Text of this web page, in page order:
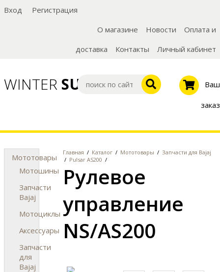
Вход
Регистрация
О магазине
Новости
Оплата и
доставка
Контакты Личный кабинет
WINTER SUMMER Ваш
заказ
Мототовары
Мотошины
Запчасти
Bajaj
Мотоциклы
Аксессуары
Запчасти
для
Bajaj
Главная / Каталог / Мототовары / Запчасти для Bajaj
/ Pulsar AS200 /
Рулевое
управление
NS/AS200